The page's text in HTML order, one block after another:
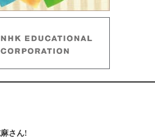
さん!